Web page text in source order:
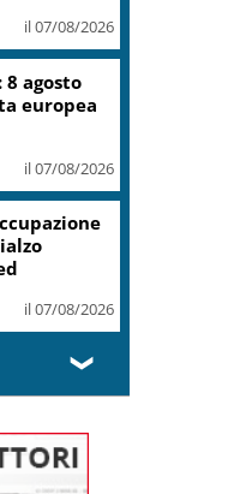
il 07/08/2026
agosto
europea
il 07/08/2026
il 07/08/2026
❯